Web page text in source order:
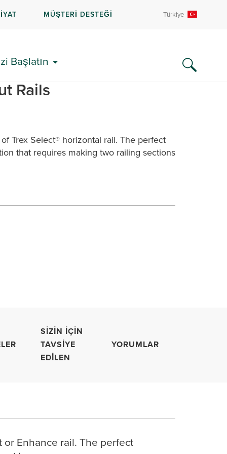
MÜŞTERİ DESTEĞİ Türkiye
Başlatın
Hardware for
Rails
Trex Select® horizontal rail. The perfect
that requires making two railing sections
SIZIN İÇIN
TAVSIYE
EDILEN
YORUMLAR
Enhance rail.The perfect